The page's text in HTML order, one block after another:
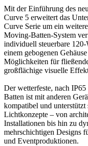
Mit der Einführung des
Curve 5 erweitert das
Curve Serie um ein
Moving-Batten-System
individuell steuerbare
einem gebogenen
Möglichkeiten für
großflächige visuelle
Der wetterfeste, nach
Batten ist mit anderen
kompatibel und unterstützt
Lichtkonzepte – von
Installationen bis hin zu
mehrschichtigen Designs
und Eventproduktionen.